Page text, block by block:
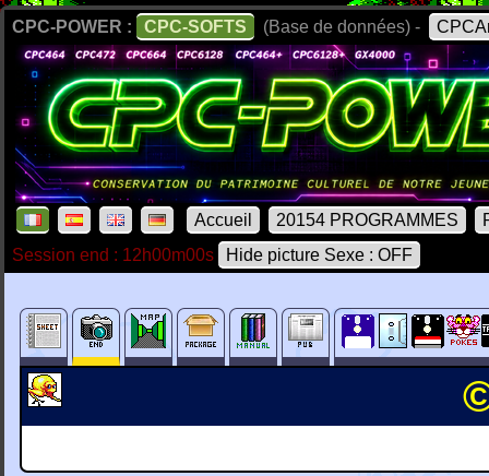
CPC-POWER : CPC-SOFTS (Base de données) -
Accueil 20154 PROGRAMMES
Session end : 12h00m00s
Hide picture Sexe : OFF